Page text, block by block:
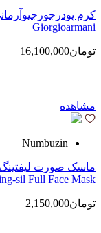
Giorgioarmani
تومان16,100,000
مشاهده
Numbuzin
sil Full Face Mask
تومان2,150,000